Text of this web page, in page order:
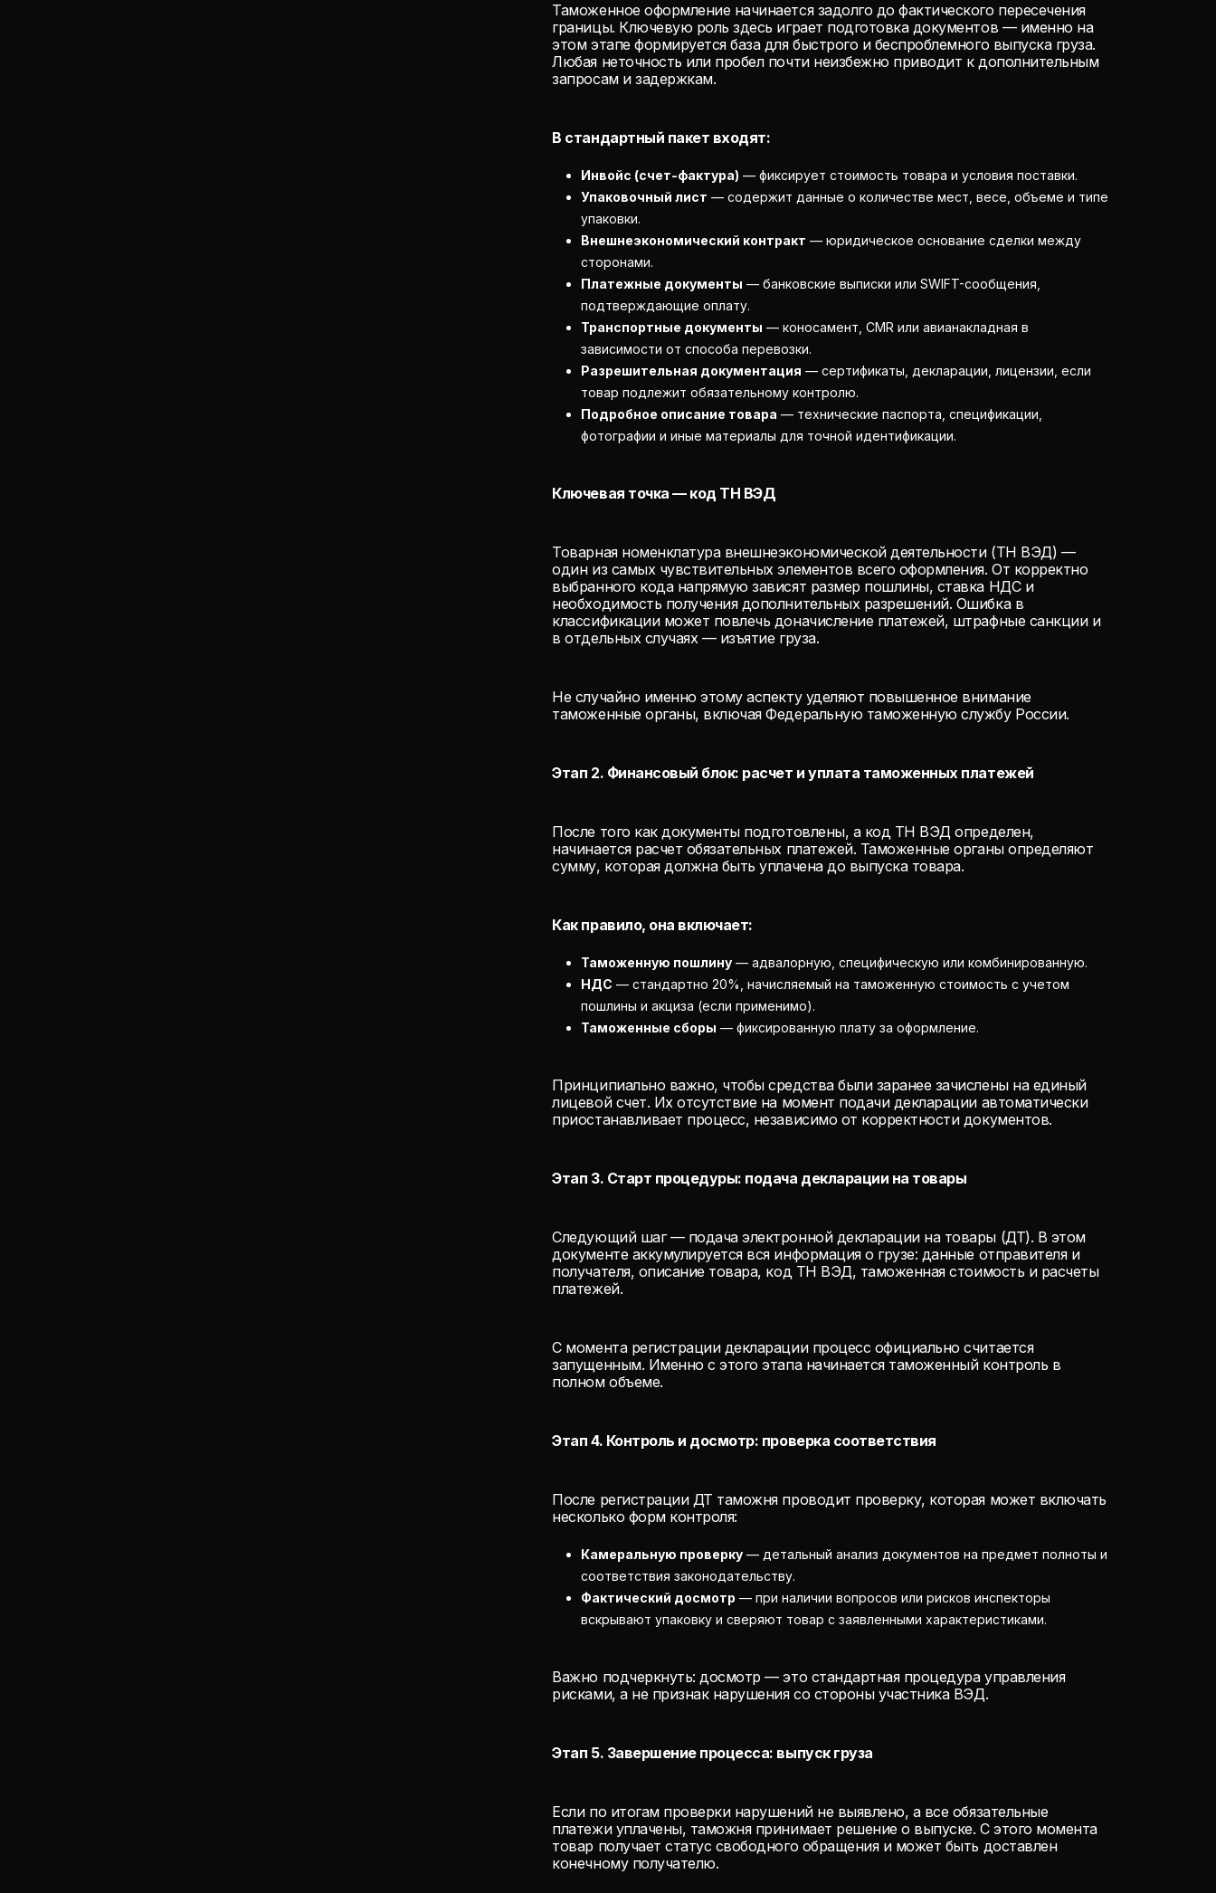
Таможенное оформление начинается задолго до фактического пересечения
границы. Ключевую роль здесь играет подготовка документов — именно на
этом этапе формируется база для быстрого и беспроблемного выпуска груза.
Любая неточность или пробел почти неизбежно приводит к дополнительным
запросам и задержкам.
В стандартный пакет входят:
Инвойс (счет-фактура) — фиксирует стоимость товара и условия поставки.
Упаковочный лист — содержит данные о количестве мест, весе, объеме и типе
упаковки.
Внешнеэкономический контракт — юридическое основание сделки между
сторонами.
Платежные документы — банковские выписки или SWIFT-сообщения,
подтверждающие оплату.
Транспортные документы — коносамент, CMR или авианакладная в
зависимости от способа перевозки.
Разрешительная документация — сертификаты, декларации, лицензии, если
товар подлежит обязательному контролю.
Подробное описание товара — технические паспорта, спецификации,
фотографии и иные материалы для точной идентификации.
Ключевая точка — код ТН ВЭД
Товарная номенклатура внешнеэкономической деятельности (ТН ВЭД) —
один из самых чувствительных элементов всего оформления. От корректно
выбранного кода напрямую зависят размер пошлины, ставка НДС и
необходимость получения дополнительных разрешений. Ошибка в
классификации может повлечь доначисление платежей, штрафные санкции и
в отдельных случаях — изъятие груза.
Не случайно именно этому аспекту уделяют повышенное внимание
таможенные органы, включая Федеральную таможенную службу России.
Этап 2. Финансовый блок: расчет и уплата таможенных платежей
После того как документы подготовлены, а код ТН ВЭД определен,
начинается расчет обязательных платежей. Таможенные органы определяют
сумму, которая должна быть уплачена до выпуска товара.
Как правило, она включает:
Таможенную пошлину — адвалорную, специфическую или комбинированную.
НДС — стандартно 20%, начисляемый на таможенную стоимость с учетом
пошлины и акциза (если применимо).
Таможенные сборы — фиксированную плату за оформление.
Принципиально важно, чтобы средства были заранее зачислены на единый
лицевой счет. Их отсутствие на момент подачи декларации автоматически
приостанавливает процесс, независимо от корректности документов.
Этап 3. Старт процедуры: подача декларации на товары
Следующий шаг — подача электронной декларации на товары (ДТ). В этом
документе аккумулируется вся информация о грузе: данные отправителя и
получателя, описание товара, код ТН ВЭД, таможенная стоимость и расчеты
платежей.
С момента регистрации декларации процесс официально считается
запущенным. Именно с этого этапа начинается таможенный контроль в
полном объеме.
Этап 4. Контроль и досмотр: проверка соответствия
После регистрации ДТ таможня проводит проверку, которая может включать
несколько форм контроля:
Камеральную проверку — детальный анализ документов на предмет полноты и
соответствия законодательству.
Фактический досмотр — при наличии вопросов или рисков инспекторы
вскрывают упаковку и сверяют товар с заявленными характеристиками.
Важно подчеркнуть: досмотр — это стандартная процедура управления
рисками, а не признак нарушения со стороны участника ВЭД.
Этап 5. Завершение процесса: выпуск груза
Если по итогам проверки нарушений не выявлено, а все обязательные
платежи уплачены, таможня принимает решение о выпуске. С этого момента
товар получает статус свободного обращения и может быть доставлен
конечному получателю.